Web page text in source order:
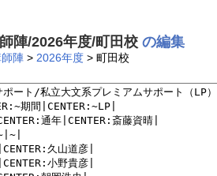
陣/2026年度/町田校 の編集
陣 > 2026年度 > 町田校